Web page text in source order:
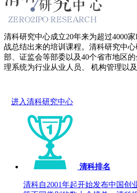
清科研究中心成立20年来为超过4000
战总结出来的培训课程。清科研究中
部、证监会等部委以及40个省市地区
理系统为行业从业人员、 机构管理以
进入清科研究中心
清科排名
清科自2001年起开始发布中国创